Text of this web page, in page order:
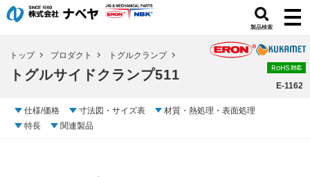
製品検索
トップ プロダクト トグルクランプ
トグルサイドクランプ511
E-1162
仕様/価格 寸法図・サイズ表
材質・熱処理・表面処理
特長
関連製品